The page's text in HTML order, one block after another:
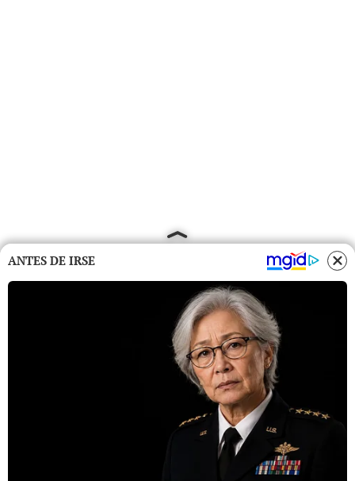
ANTES DE IRSE